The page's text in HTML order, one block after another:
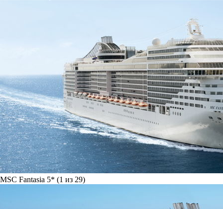
MSC Fantasia 5* (1 из 29)